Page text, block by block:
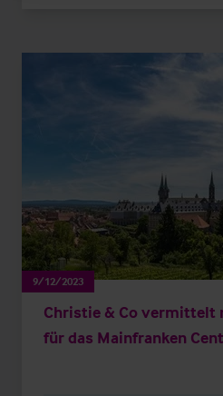
9/12/2023
Christie & Co vermittelt
für das Mainfranken